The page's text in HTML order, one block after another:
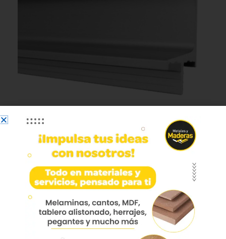
Perfil Manija C 15mm
Ranurar X 3m
Perfil Manija C 15mm Ranurar X 3m Peralm09
Aplicación: Cocinas, muebles de baño, escritorios
y centro de entretenimiento.